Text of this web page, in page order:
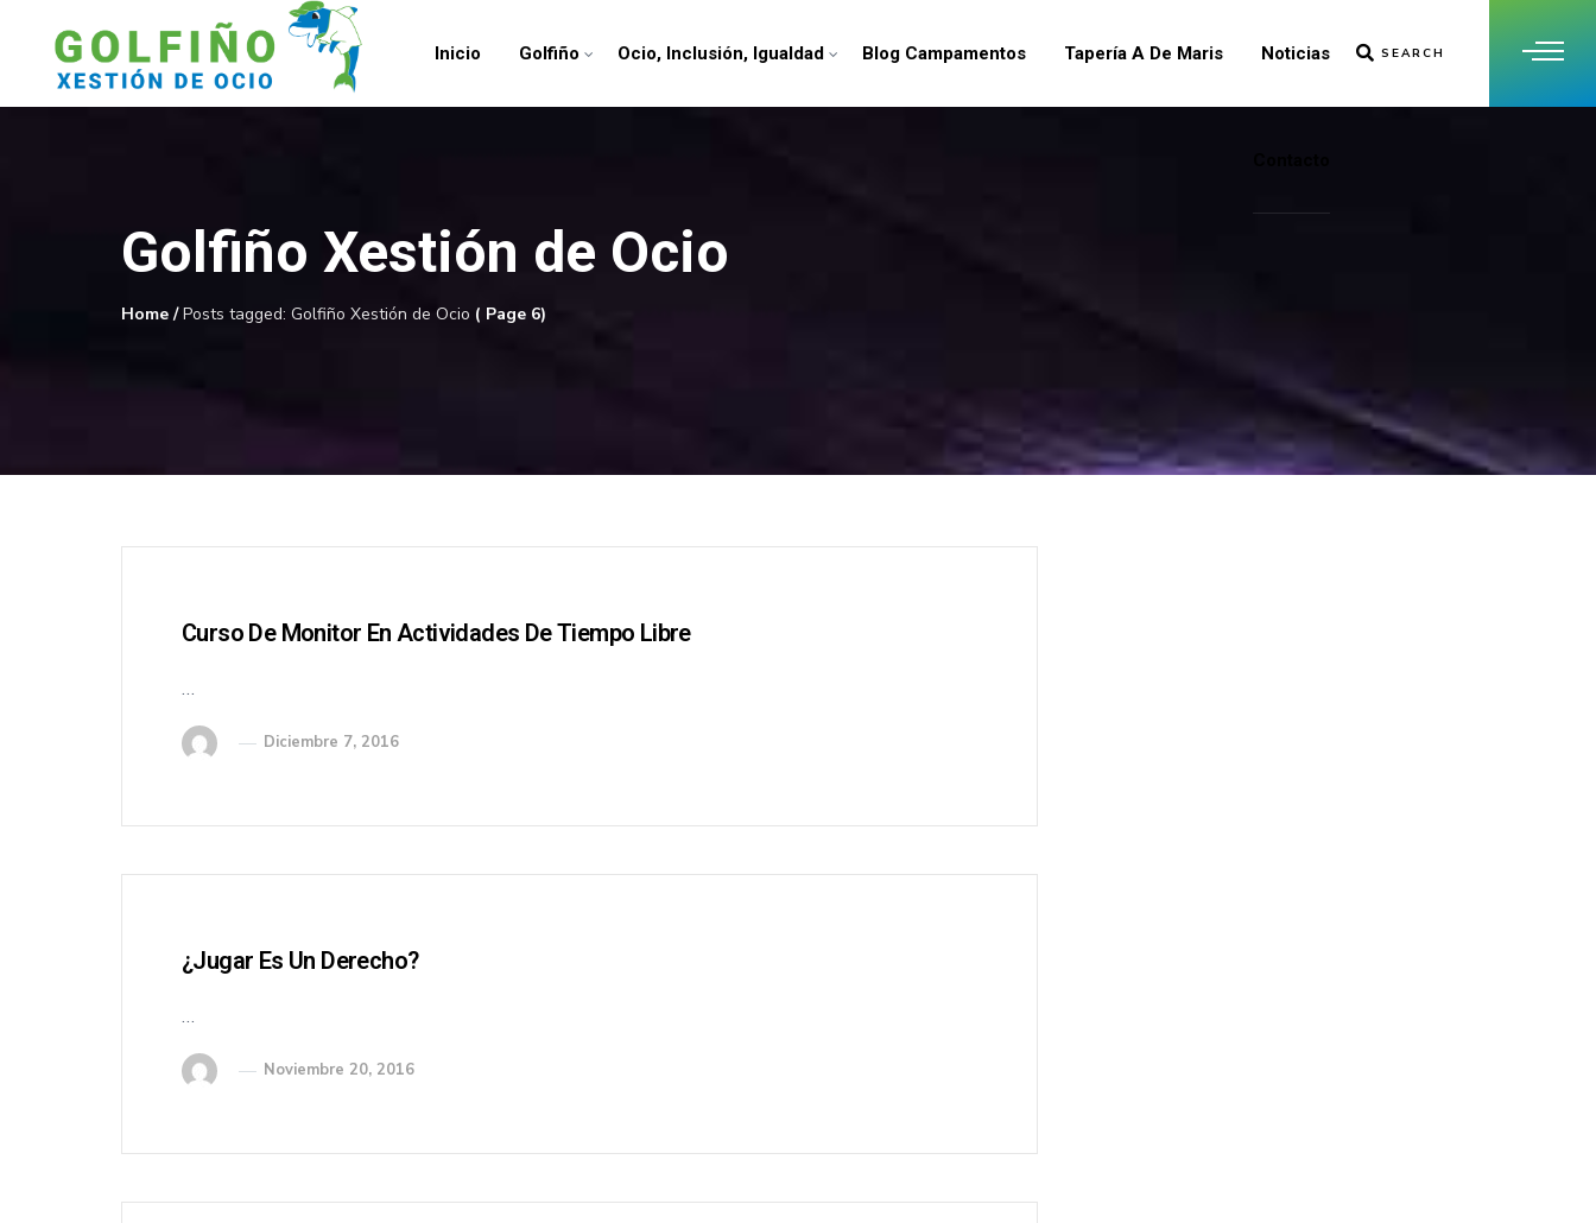
SEARCH
Inicio Golfiño Ocio, Inclusión, Igualdad Blog Campamentos Tapería A De Maris Noticias
Golfiño Xestión de Ocio
Home /Posts tagged: Golfiño Xestión de Ocio ( Page 6)
Curso De Monitor En Actividades De Tiempo Libre
…
Diciembre 7, 2016
¿Jugar Es Un Derecho?
…
Noviembre 20, 2016